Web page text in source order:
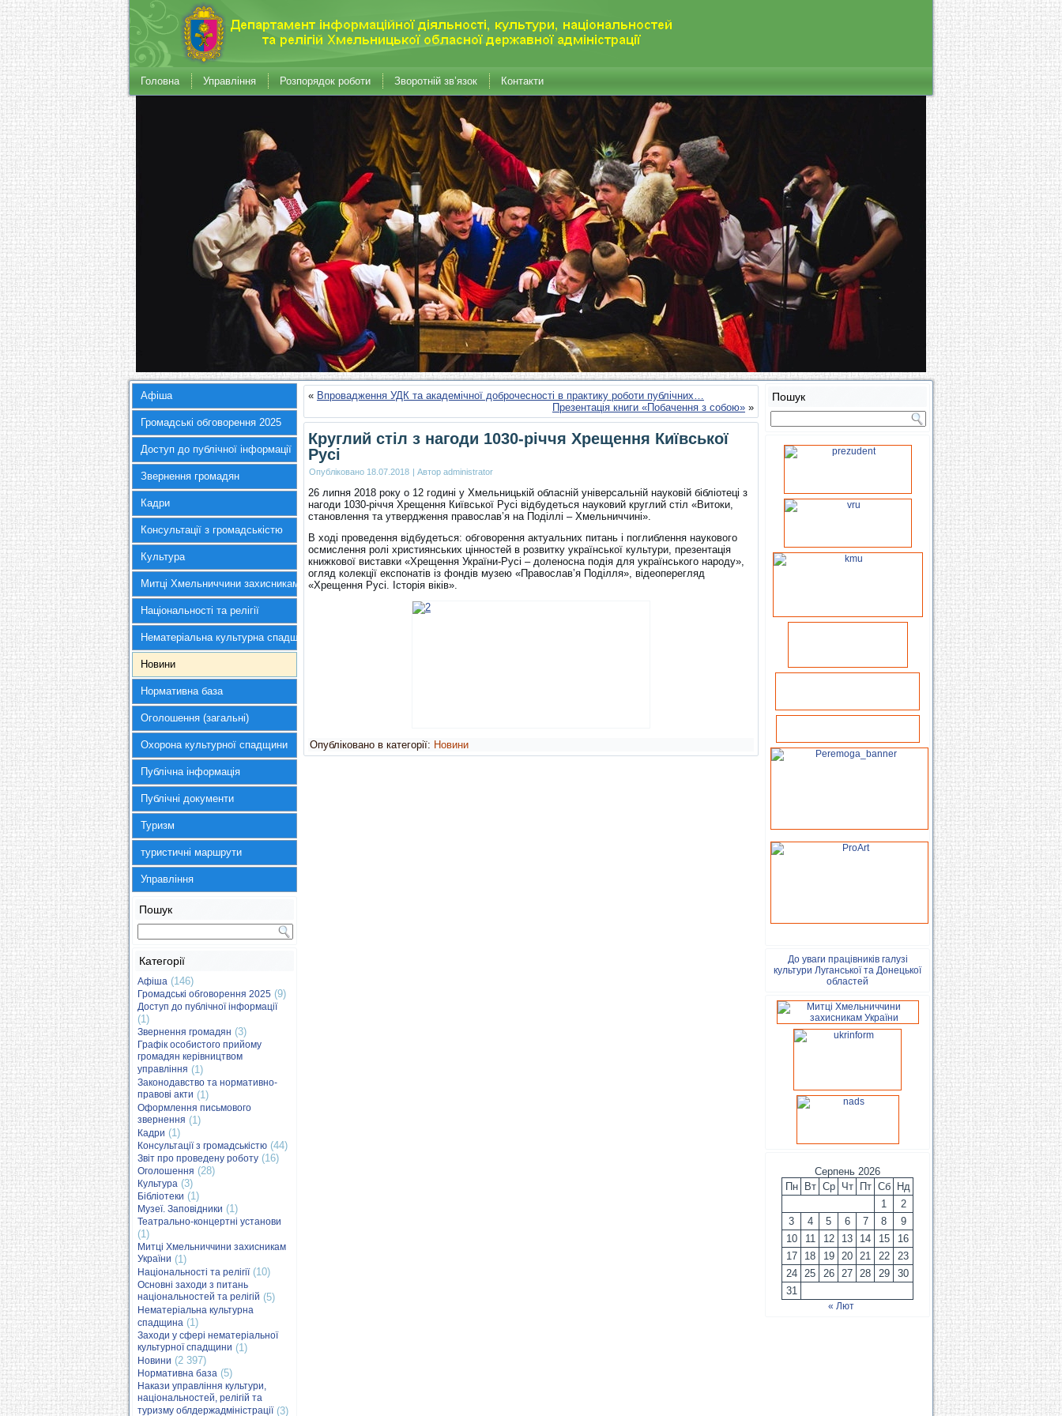
Головна Управління Розпорядок роботи Зворотній зв’язок Контакти
Афіша
Громадські обговорення 2025
Доступ до публічної інформації
Звернення громадян
Кадри
Консультації з громадськістю
Культура
Митці Хмельниччини захисникам України
Національності та релігії
Нематеріальна культурна спадщина
Новини
Нормативна база
Оголошення (загальні)
Охорона культурної спадщини
Публічна інформація
Публічні документи
Туризм
туристичні маршрути
Управління
Пошук
Категорії
Афіша (146)
Громадські обговорення 2025 (9)
Доступ до публічної інформації
(1)
Звернення громадян (3)
Графік особистого прийому
громадян керівництвом
управління (1)
Законодавство та нормативно-
правові акти (1)
Оформлення письмового
звернення (1)
Кадри (1)
Консультації з громадськістю (44)
Звіт про проведену роботу (16)
Оголошення (28)
Культура (3)
Бібліотеки (1)
Музеї. Заповідники (1)
Театрально-концертні установи
(1)
Митці Хмельниччини захисникам
України (1)
Національності та релігії(10)
Основні заходи з питань
національностей та релігій (5)
Нематеріальна культурна
спадщина (1)
Заходи у сфері нематеріальної
культурної спадщини (1)
Новини (2 397)
Нормативна база (5)
Накази управління культури,
національностей, релігій та
туризму облдержадміністрації(3)
« Впровадження УДК та академічної доброчесності в практику роботи публічних…
Презентація книги «Побачення з собою» »
Круглий стіл з нагоди 1030-річчя Хрещення Київської
Русі
Опубліковано 18.07.2018 | Автор administrator
26 липня 2018 року о 12 годині у Хмельницькій обласній універсальній науковій бібліотеці з
нагоди 1030-річчя Хрещення Київської Русі відбудеться науковий круглий стіл «Витоки,
становлення та утвердження православ’я на Поділлі – Хмельниччині».
В ході проведення відбудеться: обговорення актуальних питань і поглиблення наукового
осмислення ролі християнських цінностей в розвитку української культури, презентація
книжкової виставки «Хрещення України-Русі – доленосна подія для українського народу»,
огляд колекції експонатів із фондів музею «Православ’я Поділля», відеоперегляд
«Хрещення Русі. Історія віків».
Опубліковано в категорії: Новини
Пошук
До уваги працівників галузі
культури Луганської та Донецької
областей
Серпень 2026
Пн
Вт Ср Чт Пт Сб
Нд
1
2
3
4 5 6 7 8
9
10
11 12 13 14 15
16
17
18 19 20 21 22
23
24
25 26 27 28 29
30
31
« Лют